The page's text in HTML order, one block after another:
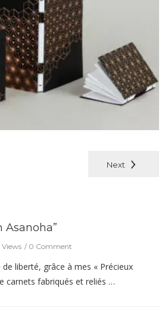
Next
Asanoha”
0 Comment
liberté, grâce à mes « Précieux
carnets fabriqués et reliés …